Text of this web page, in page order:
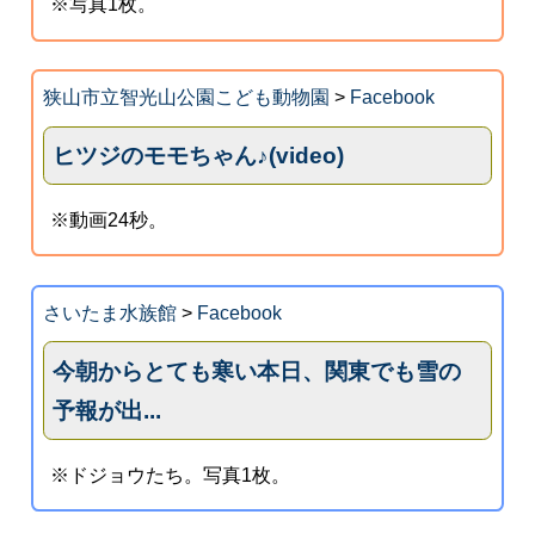
※写真1枚。
狭山市立智光山公園こども動物園 > Facebook
ヒツジのモモちゃん♪(video)
※動画24秒。
さいたま水族館> Facebook
今朝からとても寒い本日、関東でも雪の
予報が出...
※ドジョウたち。写真1枚。